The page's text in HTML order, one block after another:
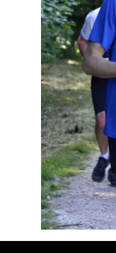
Photos▼